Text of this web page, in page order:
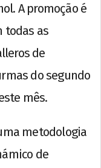
A promoção é
todas as
de
do segundo
mês.
metodologia
de